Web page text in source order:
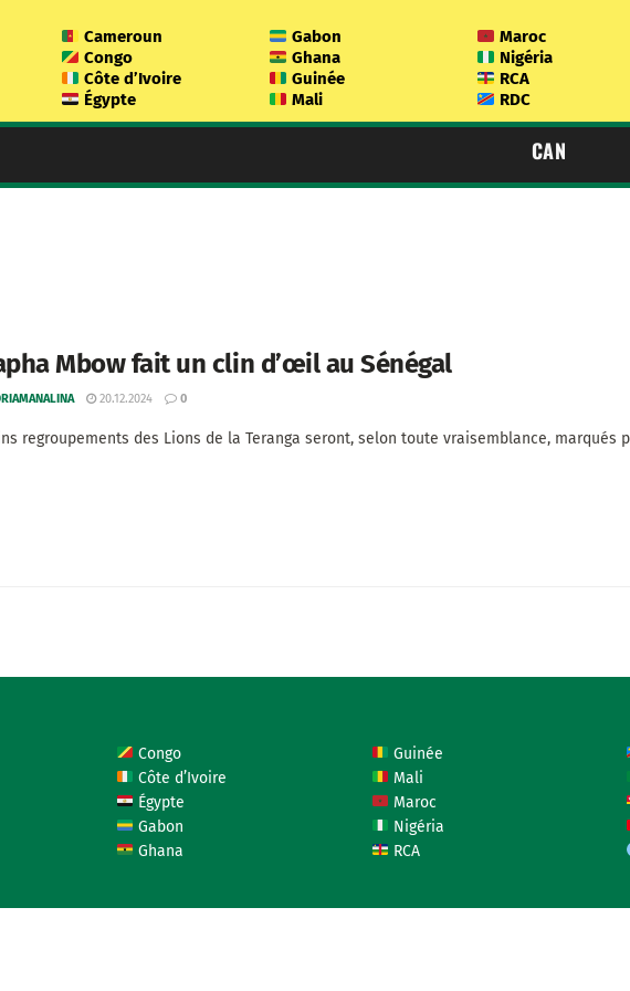
Cameroun
Congo
Côte d’Ivoire
Égypte
Gabon
Ghana
Guinée
Mali
Maroc
Nigéria
RCA
RDC
CAN
Mbow fait un clin d’œil au Sénégal
20.12.2024 0
regroupements des Lions de la Teranga seront, selon toute vraisemblance, marqués
Congo
Côte d’Ivoire
Égypte
Gabon
Ghana
Guinée
Mali
Maroc
Nigéria
RCA